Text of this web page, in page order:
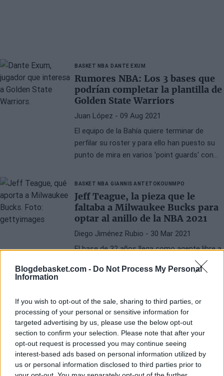
Blogdebasket.com - Do Not Process My Personal
Information
If you wish to opt-out of the sale, sharing to third parties, or
processing of your personal or sensitive information for
targeted advertising by us, please use the below opt-out
section to confirm your selection. Please note that after your
opt-out request is processed you may continue seeing
interest-based ads based on personal information utilized by
us or personal information disclosed to third parties prior to
BASKET NBA DANTE EXUM
Rumores NBA: Los 3 bases que
podrían completar la plantilla de
Golden State Warriors
Juan López - 09 Aug 2021
El equipo de la Bahía quiere terminar de
perfilar su roster y para ello han puesto su
punto de mira en varios 'point guards' con
BASKET NBA GIANNIS ANTETOKOUNMPO
Jeff Teague, la pieza que le
faltaba a Milwaukee Bucks para
optar al anillo de la NBA 2021
Diego Jiménez Rubio - 30 Mar 2021
El base de 32 años llega como agente libre a
unos Bucks que necesitaban suplir la marcha
de DJ Augustin como base suplente, y
BASKET NBA JEFF TEAGUE
Orlando Magic despide a Jeff
Teague, que se convertirá en
agente libre
Jorge P. Borreguero- 27 Mar 2021